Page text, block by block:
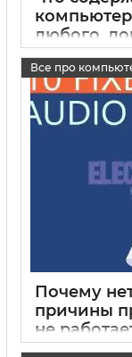
любого,
15 05 2025
Все про
Почему
причины
не